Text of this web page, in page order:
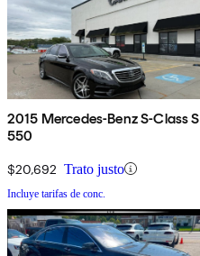
2015 Mercedes-Benz S-Class S
550
$20,692 Trato justo
Incluye tarifas de conc.